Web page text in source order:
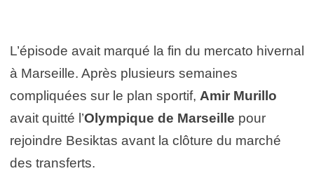
L’épisode avait marqué la fin du mercato hivernal
à Marseille. Après plusieurs semaines
compliquées sur le plan sportif, Amir Murillo
avait quitté l’Olympique de Marseille pour
rejoindre Besiktas avant la clôture du marché
des transferts.